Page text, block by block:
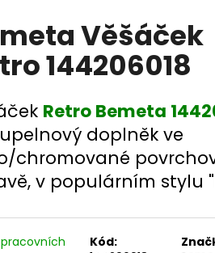
Věšáček
144206018
Retro Bemeta
doplněk ve
chromované
v populárním stylu
Kód: